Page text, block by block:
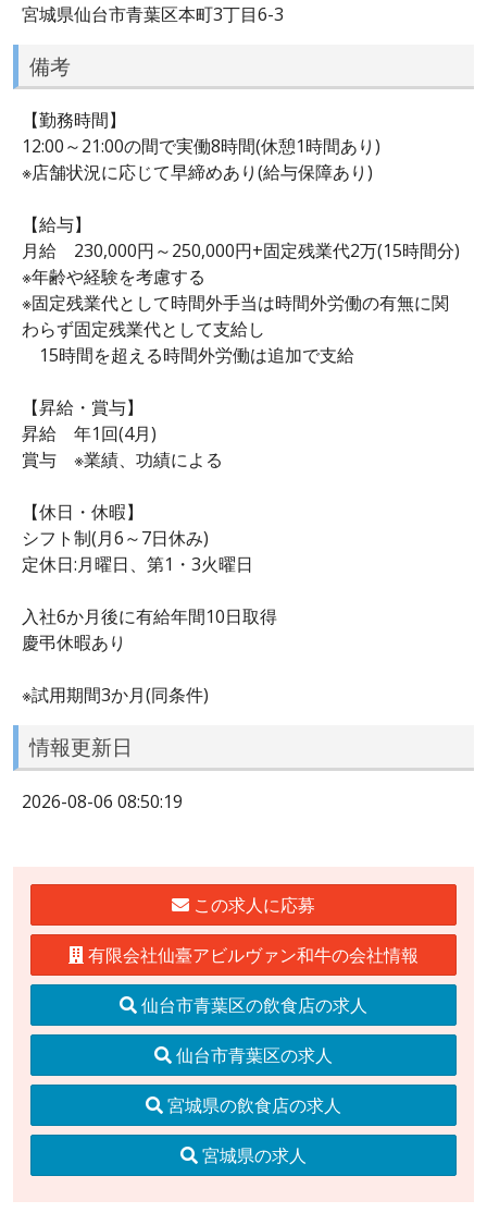
宮城県仙台市青葉区本町3丁目6-3
備考
【勤務時間】
12:00～21:00の間で実働8時間(休憩1時間あり)
※店舗状況に応じて早締めあり(給与保障あり)
【給与】
月給 230,000円～250,000円+固定残業代2万(15時間分)
※年齢や経験を考慮する
※固定残業代として時間外手当は時間外労働の有無に関
わらず固定残業代として支給し
15時間を超える時間外労働は追加で支給
【昇給・賞与】
昇給 年1回(4月)
賞与 ※業績、功績による
【休日・休暇】
シフト制(月6～7日休み)
定休日:月曜日、第1・3火曜日
入社6か月後に有給年間10日取得
慶弔休暇あり
※試用期間3か月(同条件)
情報更新日
2026-08-06 08:50:19
この求人に応募
有限会社仙臺アビルヴァン和牛の会社情報
仙台市青葉区の飲食店の求人
仙台市青葉区の求人
宮城県の飲食店の求人
宮城県の求人